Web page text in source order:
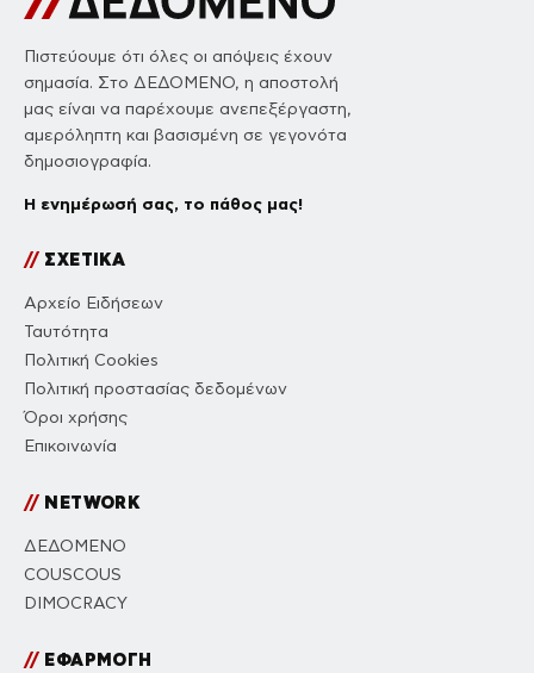
Πιστεύουμε ότι όλες οι απόψεις έχουν
σημασία. Στο ΔΕΔΟΜΕΝΟ, η αποστολή
μας είναι να παρέχουμε ανεπεξέργαστη,
αμερόληπτη και βασισμένη σε γεγονότα
δημοσιογραφία.
Η ενημέρωσή σας, το πάθος μας!
//ΣΧΕΤΙΚΑ
Αρχείο Ειδήσεων
Ταυτότητα
Πολιτική Cookies
Πολιτική προστασίας δεδομένων
Όροι χρήσης
Επικοινωνία
//NETWORK
ΔΕΔΟΜΕΝΟ
COUSCOUS
DIMOCRACY
//ΕΦΑΡΜΟΓΗ